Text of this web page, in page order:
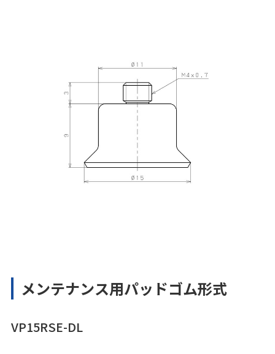
メンテナンス用パッドゴム形式
VP15RSE-DL